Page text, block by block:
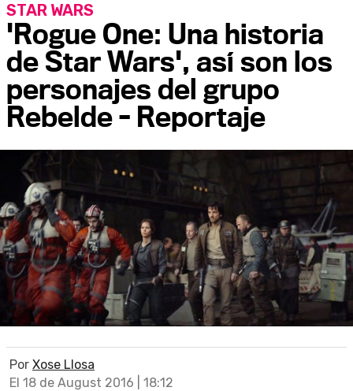
'Rogue One: Una historia
de Star Wars', así son los
personajes del grupo
Rebelde - Reportaje
STAR WARS
Por Xose Llosa
El 18 de August 2016 | 18:12